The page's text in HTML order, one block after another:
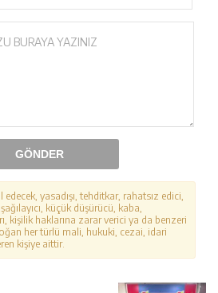
GÖNDER
edecek, yasadışı, tehditkar, rahatsız edici,
küçük düşürücü, kaba,
kişilik haklarına zarar verici ya da benzeri
her türlü mali, hukuki, cezai, idari
kişiye aittir.